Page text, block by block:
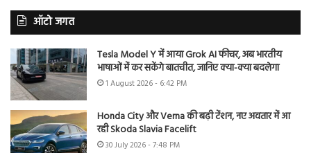
ऑटो जगत
Tesla Model Y में आया Grok AI फीचर, अब भारतीय
भाषाओं में कर सकेंगे बातचीत, जानिए क्या-क्या बदलेगा
1 August 2026 - 6:42 PM
Honda City और Verna की बढ़ी टेंशन, नए अवतार में आ
रही Skoda Slavia Facelift
30 July 2026 - 7:48 PM